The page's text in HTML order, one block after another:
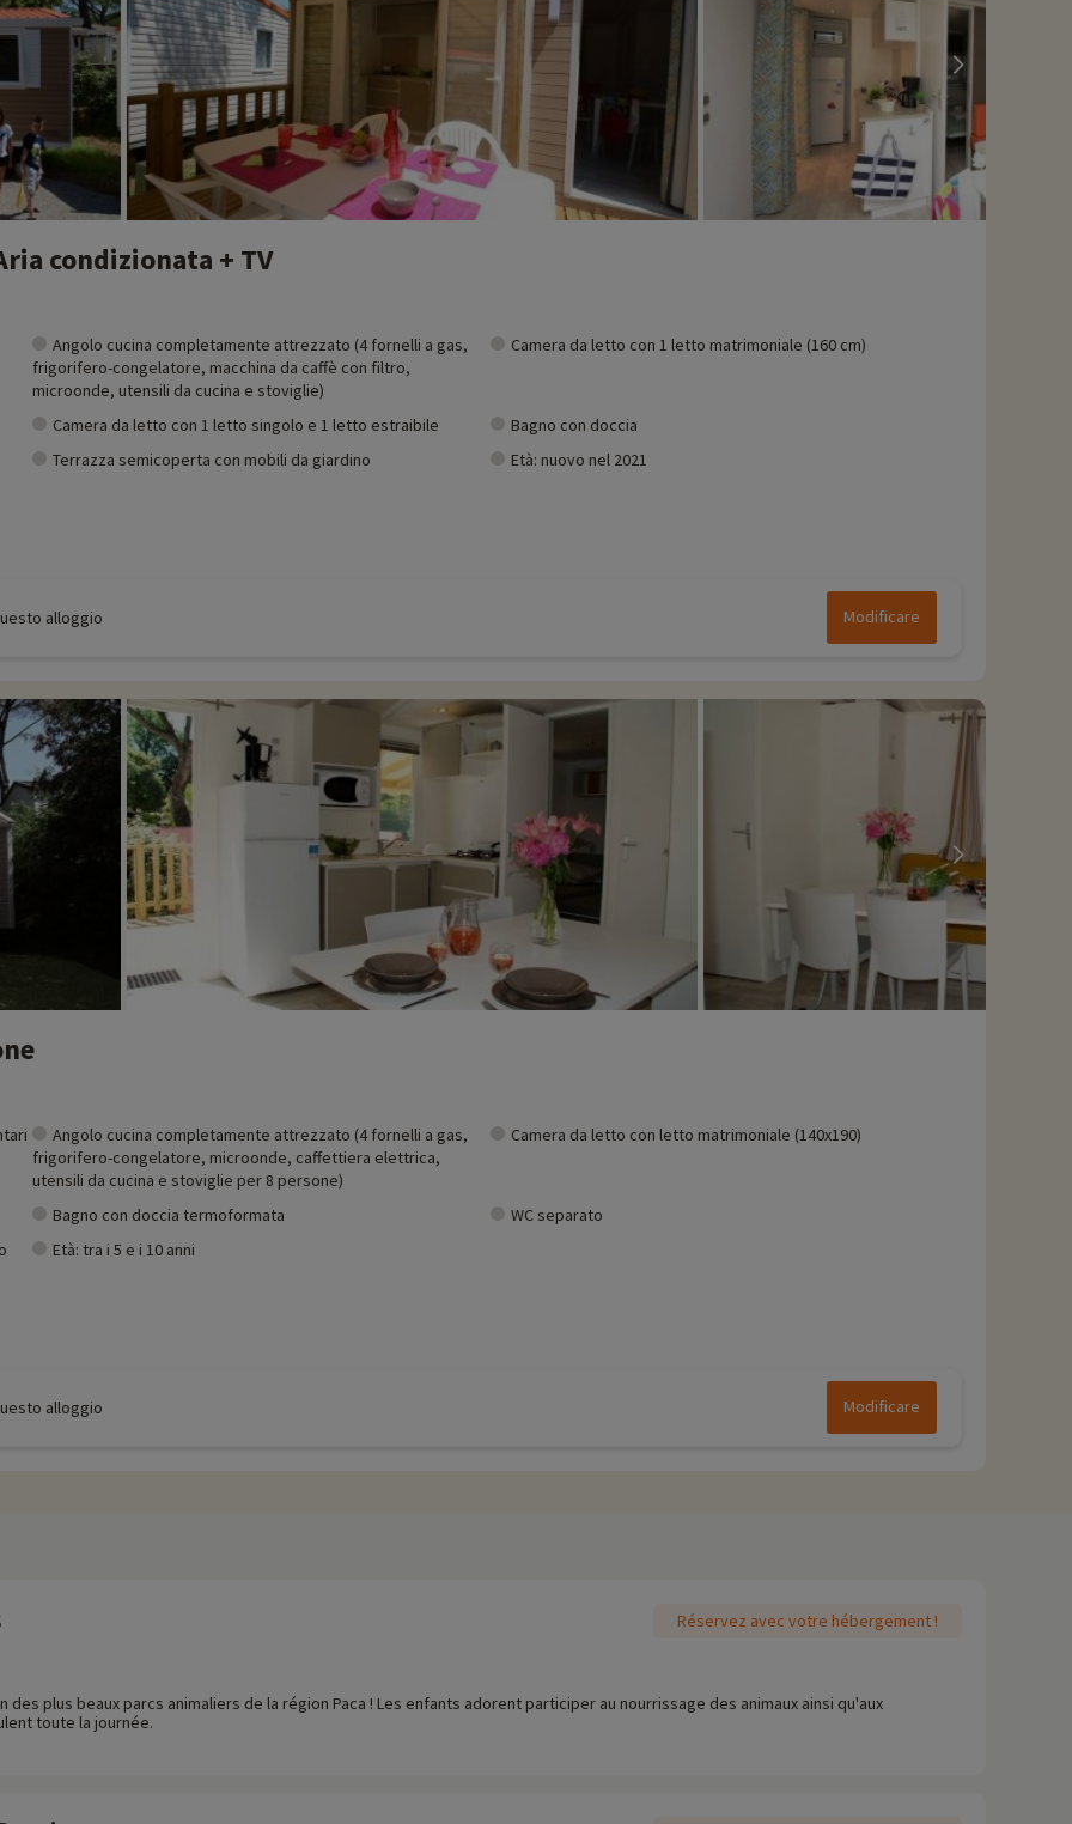
condizionata + TV
Angolo cucina completamente attrezzato (4 fornelli a gas,
frigorifero-congelatore, macchina da caffè con filtro,
microonde, utensili da cucina e stoviglie)
Camera da letto con 1 letto matrimoniale (160 cm)
Camera da letto con 1 letto singolo e 1 letto estraibile
Bagno con doccia
Terrazza semicoperta con mobili da giardino Età: nuovo nel 2021
alloggio Modificare
Angolo cucina completamente attrezzato (4 fornelli a gas,
frigorifero-congelatore, microonde, caffettiera elettrica,
utensili da cucina e stoviglie per 8 persone)
Camera da letto con letto matrimoniale (140x190)
Bagno con doccia termoformata
WC separato
Età: tra i 5 e i 10 anni
alloggio Modificare
Réservez avec votre hébergement !
des plus beaux parcs animaliers de la région Paca ! Les enfants adorent participer au nourrissage des animaux ainsi qu'aux
toute la journée.